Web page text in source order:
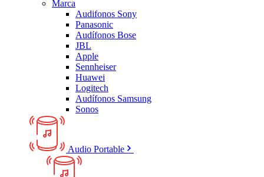
Marca
Audifonos Sony
Panasonic
Audífonos Bose
JBL
Apple
Sennheiser
Huawei
Logitech
Audífonos Samsung
Sonos
Audio Portable